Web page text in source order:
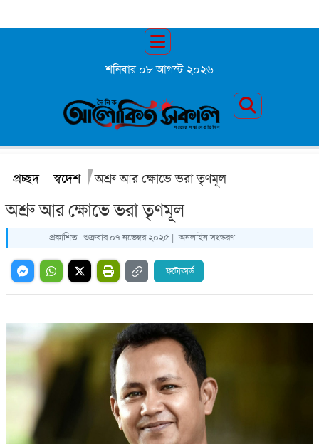
শনিবার ০৮ আগস্ট ২০২৬
প্রচ্ছদ স্বদেশ অশ্রু আর ক্ষোভে ভরা তৃণমূল
অশ্রু আর ক্ষোভে ভরা তৃণমূল
প্রকাশিত: শুক্রবার ০৭ নভেম্বর ২০২৫ | অনলাইন সংস্করণ
ফটোকার্ড